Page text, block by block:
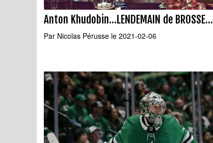
Anton Khudobin...LENDEMAIN de BROSSE...
Par Nicolas Pérusse le 2021-02-06